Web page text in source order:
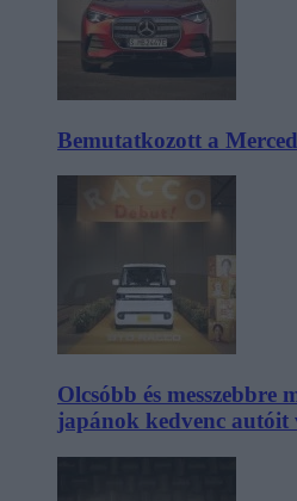
Bemutatkozott a
Olcsóbb és messzebbre
japánok kedvenc autóit